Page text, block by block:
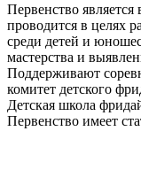
Первенство
проводится в целях
среди детей и
мастерства и
Поддерживают
комитет детского
Детская школа
Первенство имеет